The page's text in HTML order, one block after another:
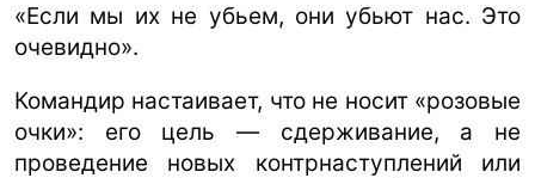
«Если мы их не убьем, они убьют нас. Это
очевидно».
Командир настаивает, что не носит «розовые
очки»: его цель — сдерживание, а не
проведение новых контрнаступлений или